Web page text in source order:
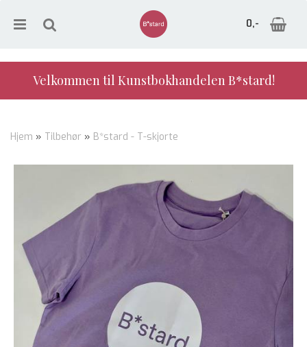
0,-
Velkommen til Kunstbokhandelen B*stard!
Hjem » Tilbehør » B*stard - T-skjorte